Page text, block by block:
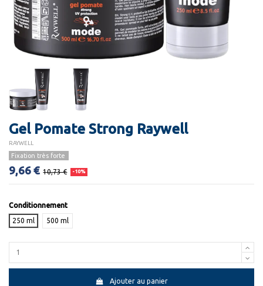
Gel Pomate Strong Raywell
RAYWELL
Fixation très forte
9,66 € 10,73 € -10%
Conditionnement
250 ml
500 ml
Ajouter au panier